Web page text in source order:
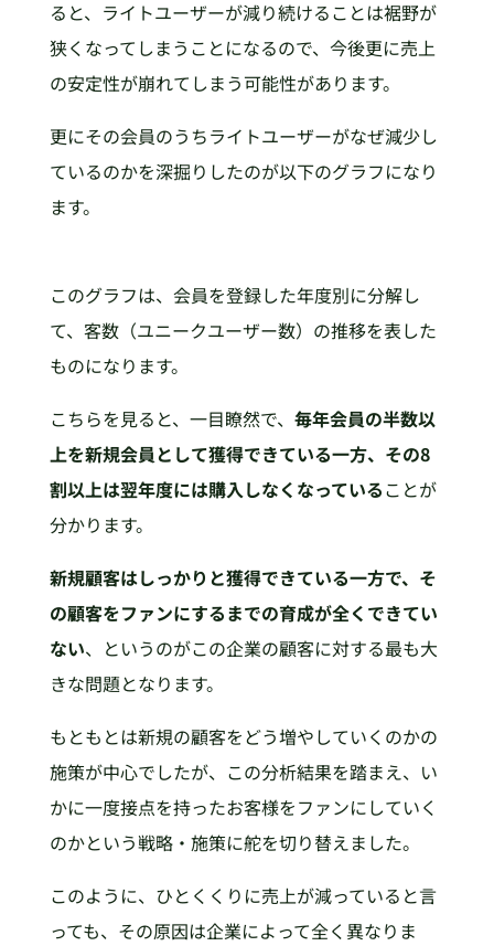
ると、ライトユーザーが減り続けることは裾野が
狭くなってしまうことになるので、今後更に売上
の安定性が崩れてしまう可能性があります。
更にその会員のうちライトユーザーがなぜ減少し
ているのかを深掘りしたのが以下のグラフになり
ます。
このグラフは、会員を登録した年度別に分解し
て、客数（ユニークユーザー数）の推移を表した
ものになります。
こちらを見ると、一目瞭然で、 毎年会員の半数以
上を新規会員として獲得できている一方、その8
割以上は翌年度には購入しなくなっていることが
分かります。
新規顧客はしっかりと獲得できている一方で、そ
の顧客をファンにするまでの育成が全くできてい
ない、というのがこの企業の顧客に対する最も大
きな問題となります。
もともとは新規の顧客をどう増やしていくのかの
施策が中心でしたが、この分析結果を踏まえ、い
かに一度接点を持ったお客様をファンにしていく
のかという戦略・施策に舵を切り替えました。
このように、ひとくくりに売上が減っていると言
っても、その原因は企業によって全く異なりま